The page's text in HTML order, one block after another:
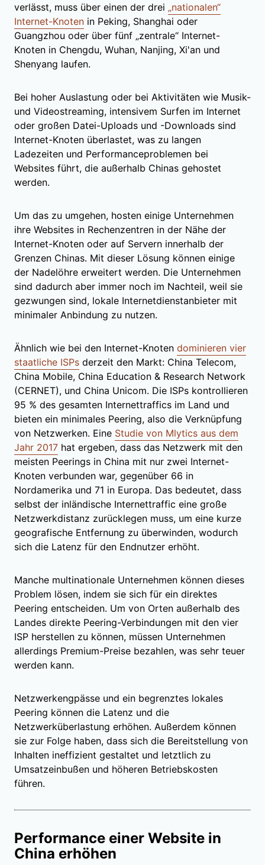
verlässt, muss über einen der drei „nationalen“
Internet-Knoten in Peking, Shanghai oder
Guangzhou oder über fünf „zentrale“ Internet-
Knoten in Chengdu, Wuhan, Nanjing, Xi'an und
Shenyang laufen.
Bei hoher Auslastung oder bei Aktivitäten wie Musik-
und Videostreaming, intensivem Surfen im Internet
oder großen Datei-Uploads und -Downloads sind
Internet-Knoten überlastet, was zu langen
Ladezeiten und Performanceproblemen bei
Websites führt, die außerhalb Chinas gehostet
werden.
Um das zu umgehen, hosten einige Unternehmen
ihre Websites in Rechenzentren in der Nähe der
Internet-Knoten oder auf Servern innerhalb der
Grenzen Chinas. Mit dieser Lösung können einige
der Nadelöhre erweitert werden. Die Unternehmen
sind dadurch aber immer noch im Nachteil, weil sie
gezwungen sind, lokale Internetdienstanbieter mit
minimaler Anbindung zu nutzen.
Ähnlich wie bei den Internet-Knoten dominieren vier
staatliche ISPs derzeit den Markt: China Telecom,
China Mobile, China Education & Research Network
(CERNET), und China Unicom. Die ISPs kontrollieren
95 % des gesamten Internettraffics im Land und
bieten ein minimales Peering, also die Verknüpfung
von Netzwerken. Eine Studie von Mlytics aus dem
Jahr 2017 hat ergeben, dass das Netzwerk mit den
meisten Peerings in China mit nur zwei Internet-
Knoten verbunden war, gegenüber 66 in
Nordamerika und 71 in Europa. Das bedeutet, dass
selbst der inländische Internettraffic eine große
Netzwerkdistanz zurücklegen muss, um eine kurze
geografische Entfernung zu überwinden, wodurch
sich die Latenz für den Endnutzer erhöht.
Manche multinationale Unternehmen können dieses
Problem lösen, indem sie sich für ein direktes
Peering entscheiden. Um von Orten außerhalb des
Landes direkte Peering-Verbindungen mit den vier
ISP herstellen zu können, müssen Unternehmen
allerdings Premium-Preise bezahlen, was sehr teuer
werden kann.
Netzwerkengpässe und ein begrenztes lokales
Peering können die Latenz und die
Netzwerküberlastung erhöhen. Außerdem können
sie zur Folge haben, dass sich die Bereitstellung von
Inhalten ineffizient gestaltet und letztlich zu
Umsatzeinbußen und höheren Betriebskosten
führen.
Performance einer Website in
China erhöhen